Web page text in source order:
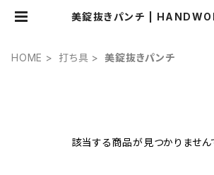
美錠抜きパンチ |
HOME 打ち具 美錠抜きパンチ
該当する商品が見つかりません